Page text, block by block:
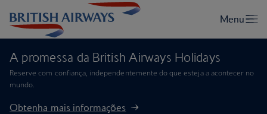
A promessa da British Airways Holidays
Reserve com confiança, independentemente do que esteja a acontecer no
mundo.
Obtenha mais informações